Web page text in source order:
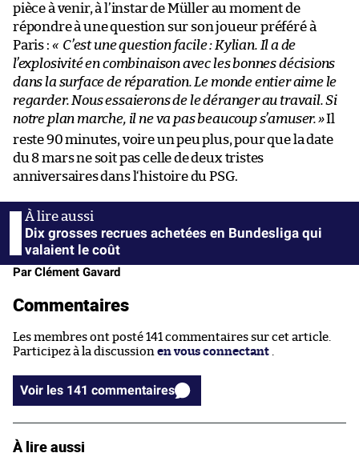
pièce à venir, à l’instar de Müller au moment de
répondre à une question sur son joueur préféré à
Paris : « C’est une question facile : Kylian. Il a de
l’explosivité en combinaison avec les bonnes décisions
dans la surface de réparation. Le monde entier aime le
regarder. Nous essaierons de le déranger au travail. Si
notre plan marche, il ne va pas beaucoup s’amuser.»Il
reste90 minutes, voire un peu plus, pour que la date
du 8 mars ne soit pas celle de deux tristes
anniversaires dans l‘histoire du PSG.
Dix grosses recrues achetées en Bundesliga qui
valaient le coût
Par Clément Gavard
Commentaires
Les membres ont posté 141 commentaires sur cet article.
Participez à la discussion en vous connectant
Voir les 141 commentaires
À lire aussi